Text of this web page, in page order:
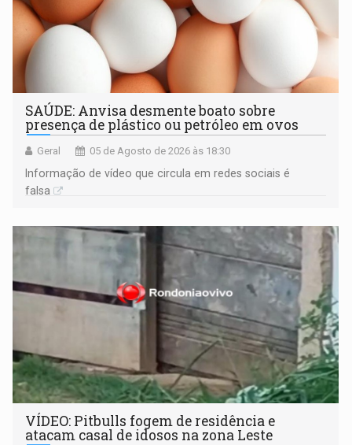
SAÚDE: Anvisa desmente boato sobre
presença de plástico ou petróleo em ovos
Geral 05 de Agosto de 2026 às 18:30
Informação de vídeo que circula em redes sociais é
falsa
VÍDEO: Pitbulls fogem de residência e
atacam casal de idosos na zona Leste